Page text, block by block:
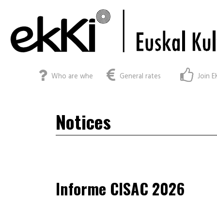
Who are whe General rates Join
Notices
Informe CISAC 2026